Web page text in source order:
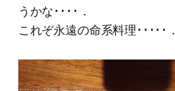
うかな････．
これぞ永遠の命系料理･････．